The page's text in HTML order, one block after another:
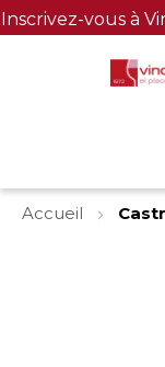
Inscrivez-vous à
Accueil